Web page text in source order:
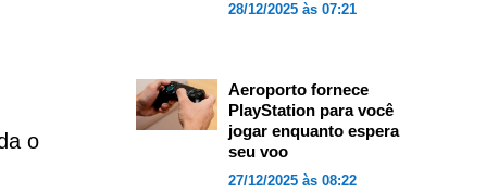
o
28/12/2025 às 07:21
Aeroporto fornece
PlayStation para você
jogar enquanto espera
seu voo
27/12/2025 às 08:22